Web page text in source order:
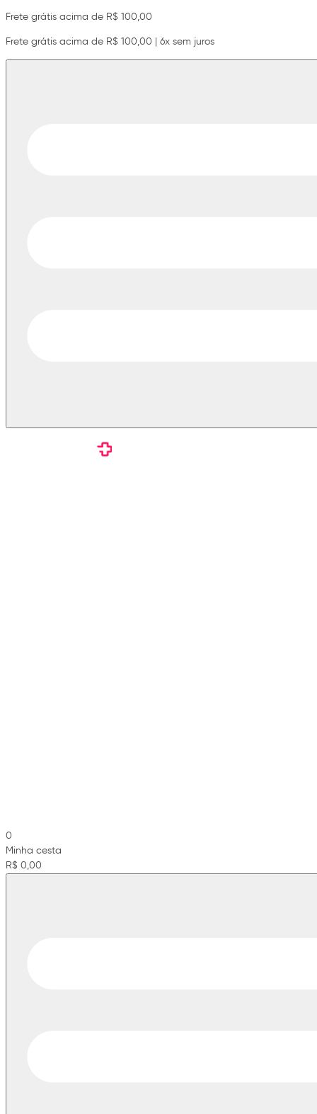
Frete grátis acima de R$ 100,00
Frete grátis acima de R$ 100,00 | 6x sem juros
0
Minha cesta
R$ 0,00